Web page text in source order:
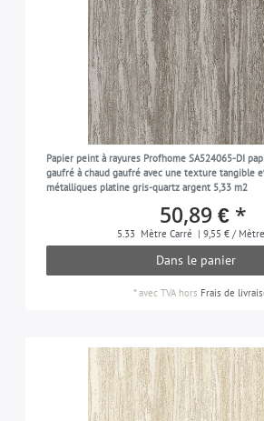
Papier peint à rayures Profhome SA524065-DI
gaufré à chaud gaufré avec une texture tangible
métalliques platine gris-quartz argent 5,33 m2
50,89 € *
5.33 Mètre Carré | 9,55 € /
Dans le panier
*avec TVAhors Frais de